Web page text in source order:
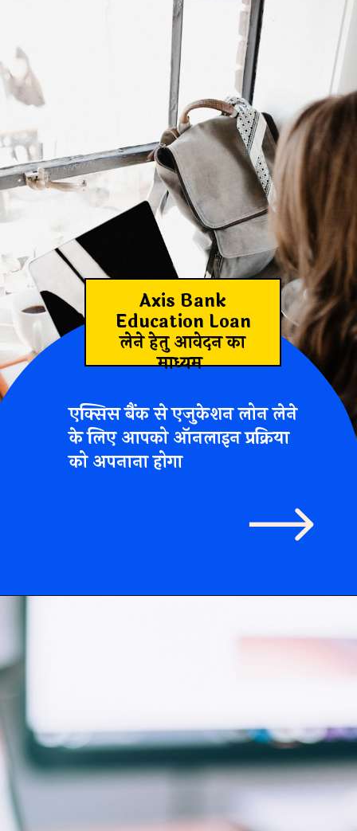
Axis Bank
Education Loan
लेने हेतु आवेदन का
माध्यम
एक्सिस बैंक से एजुकेशन लोन लेने
के लिए आपको ऑनलाइन प्रक्रिया
को अपनाना होगा